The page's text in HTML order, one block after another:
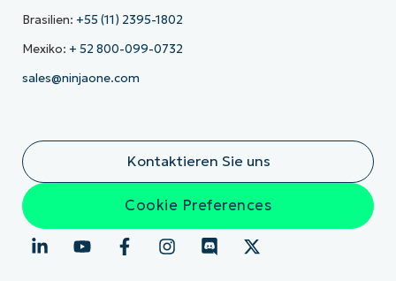
Brasilien: +55 (11) 2395-1802
Mexiko: + 52 800-099-0732
sales@ninjaone.com
Kontaktieren Sie uns
Cookie Preferences